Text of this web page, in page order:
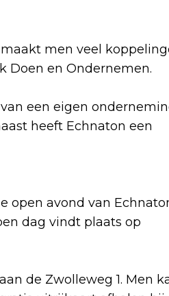
men veel
Doen en Ondernemen.
een eigen
heeft Echnaton een
open avond van
dag vindt plaats op
de Zwolleweg 1. Men